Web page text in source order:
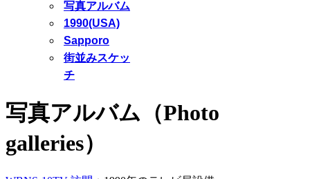
写真アルバム
1990(USA)
Sapporo
街並みスケッ
チ
写真アルバム（Photo
galleries）